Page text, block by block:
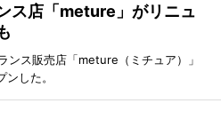
ス店「meture」がリニュ
ンス販売店「meture（ミチュア）」
した。